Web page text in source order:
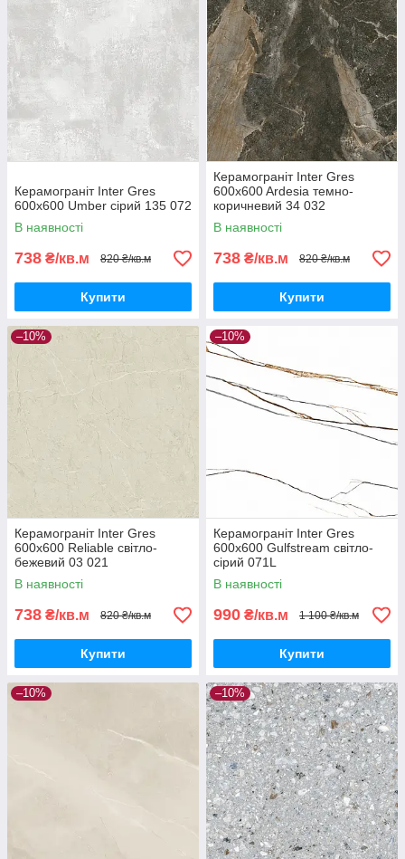
Керамограніт Inter Gres
600x600 Umber сірий 135 072
В наявності
738 ₴/кв.м 820 ₴/кв.м
Купити
Керамограніт Inter Gres
600x600 Ardesia темно-
коричневий 34 032
В наявності
738 ₴/кв.м 820 ₴/кв.м
Купити
–10%
Керамограніт Inter Gres
600x600 Reliable світло-
бежевий 03 021
В наявності
738 ₴/кв.м 820 ₴/кв.м
Купити
–10%
Керамограніт Inter Gres
600x600 Gulfstream світло-
сірий 071L
В наявності
990 ₴/кв.м 1 100 ₴/кв.м
Купити
–10% –10%